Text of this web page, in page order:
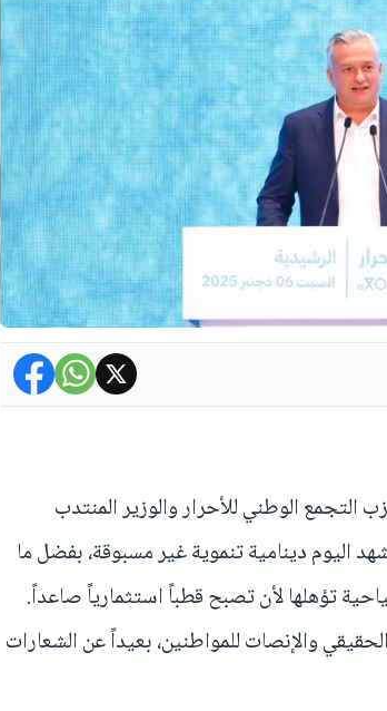
الوطني للأحرار والوزير المنتدب
اليوم دينامية تنموية غير مسبوقة، بفضل ما
تؤهلها لأن تصبح قطباً استثمارياً صاعداً.
والإنصات للمواطنين، بعيداً عن الشعارات